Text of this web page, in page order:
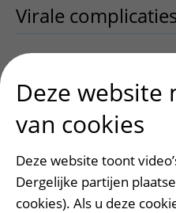
Virale
Complicaties van
Heeft deze
Ja
Nee
Deze website
van cookies
Deze website toont
Dergelijke partijen
cookies). Als u deze